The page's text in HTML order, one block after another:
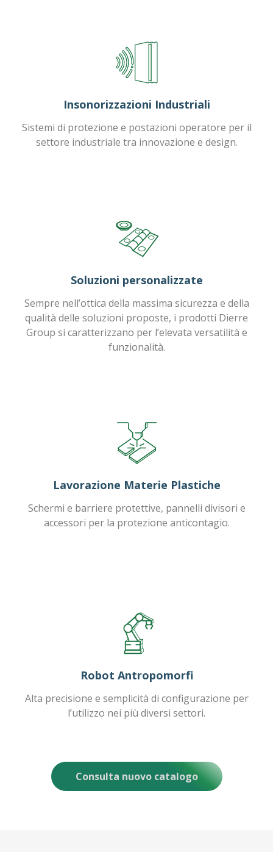
Insonorizzazioni Industriali
Sistemi di protezione e postazioni operatore per il
settore industriale tra innovazione e design.
Soluzioni personalizzate
Sempre nell’ottica della massima sicurezza e della
qualità delle soluzioni proposte, i prodotti Dierre
Group si caratterizzano per l’elevata versatilità e
funzionalità.
Lavorazione Materie Plastiche
Schermi e barriere protettive, pannelli divisori e
accessori per la protezione anticontagio.
Robot Antropomorfi
Alta precisione e semplicità di configurazione per
l’utilizzo nei più diversi settori.
Consulta nuovo catalogo